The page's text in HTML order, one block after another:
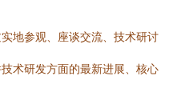
地参观、座谈交流、技术研讨
术研发方面的最新进展、核心